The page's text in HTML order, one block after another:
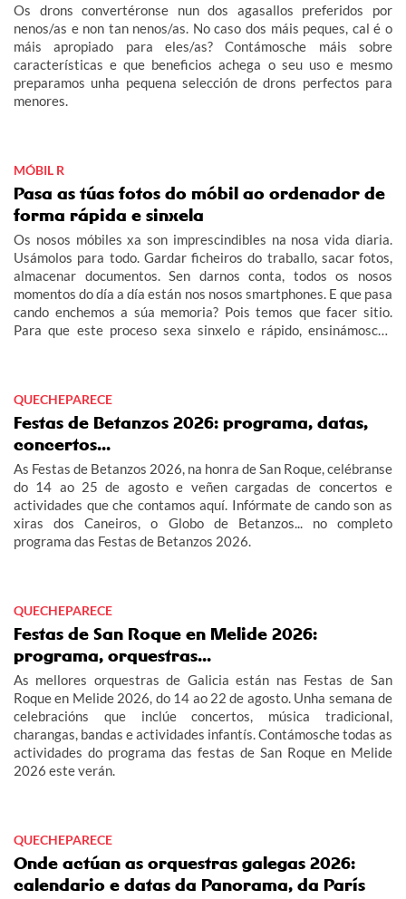
Os drons convertéronse nun dos agasallos preferidos por
nenos/as e non tan nenos/as. No caso dos máis peques, cal é o
máis apropiado para eles/as? Contámosche máis sobre
características e que beneficios achega o seu uso e mesmo
preparamos unha pequena selección de drons perfectos para
menores.
MÓBIL R
Pasa as túas fotos do móbil ao ordenador de
forma rápida e sinxela
Os nosos móbiles xa son imprescindibles na nosa vida diaria.
Usámolos para todo. Gardar ficheiros do traballo, sacar fotos,
almacenar documentos. Sen darnos conta, todos os nosos
momentos do día a día están nos nosos smartphones. E que pasa
cando enchemos a súa memoria? Pois temos que facer sitio.
Para que este proceso sexa sinxelo e rápido, ensinámosche
QUECHEPARECE
Festas de Betanzos 2026: programa, datas,
concertos...
As Festas de Betanzos 2026, na honra de San Roque, celébranse
do 14 ao 25 de agosto e veñen cargadas de concertos e
actividades que che contamos aquí. Infórmate de cando son as
xiras dos Caneiros, o Globo de Betanzos... no completo
programa das Festas de Betanzos 2026.
QUECHEPARECE
Festas de San Roque en Melide 2026:
programa, orquestras...
As mellores orquestras de Galicia están nas Festas de San
Roque en Melide 2026, do 14 ao 22 de agosto. Unha semana de
celebracións que inclúe concertos, música tradicional,
charangas, bandas e actividades infantís. Contámosche todas as
actividades do programa das festas de San Roque en Melide
2026 este verán.
QUECHEPARECE
Onde actúan as orquestras galegas 2026:
calendario e datas da Panorama, da París